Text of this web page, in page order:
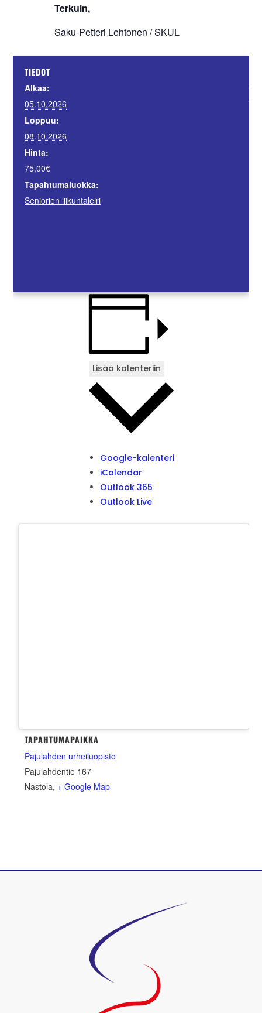
Terkuin,
Saku-Petteri Lehtonen / SKUL
Lisää kalenteriin
Google-kalenteri
iCalendar
Outlook 365
Outlook Live
TIEDOT
Alkaa:
05.10.2026
Loppuu:
08.10.2026
Hinta:
75,00€
Tapahtumaluokka:
Seniorien liikuntaleiri
TAPAHTUMAPAIKKA
Pajulahden urheiluopisto
Pajulahdentie 167
Nastola, + Google Map